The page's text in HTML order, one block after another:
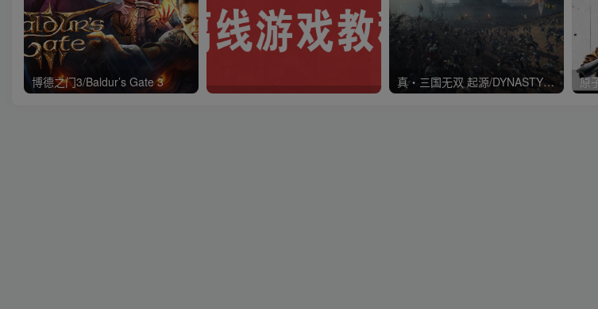
博德之门3/Baldur’s Gate 3 真・三国无双 起源/DYNASTY WARRIORS: ORIGINS